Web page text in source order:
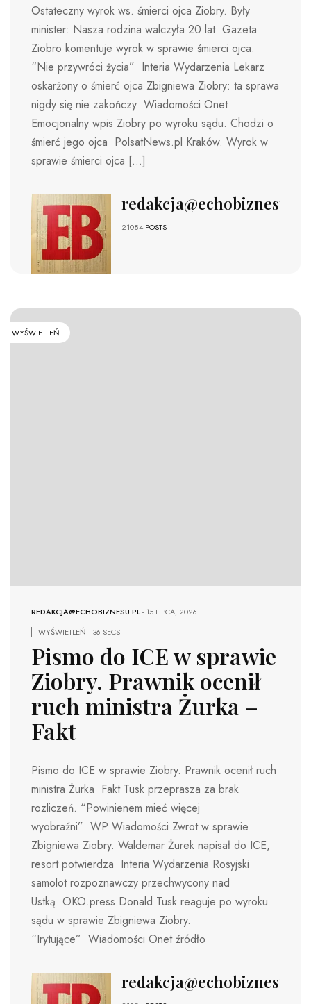
Ostateczny wyrok ws. śmierci ojca Ziobry. Były
minister: Nasza rodzina walczyła 20 lat Gazeta
Ziobro komentuje wyrok w sprawie śmierci ojca.
“Nie przywróci życia” Interia Wydarzenia Lekarz
oskarżony o śmierć ojca Zbigniewa Ziobry: ta sprawa
nigdy się nie zakończy Wiadomości Onet
Emocjonalny wpis Ziobry po wyroku sądu. Chodzi o
śmierć jego ojca PolsatNews.pl Kraków. Wyrok w
sprawie śmierci ojca […]
redakcja@echobiznesu.pl
21084 POSTS
WYŚWIETLEŃ
REDAKCJA@ECHOBIZNESU.PL-15 LIPCA, 2026
WYŚWIETLEŃ
36 SECS
Pismo do ICE w sprawie
Ziobry. Prawnik ocenił
ruch ministra Żurka –
Fakt
Pismo do ICE w sprawie Ziobry. Prawnik ocenił ruch
ministra Żurka Fakt Tusk przeprasza za brak
rozliczeń. “Powinienem mieć więcej
wyobraźni” WP Wiadomości Zwrot w sprawie
Zbigniewa Ziobry. Waldemar Żurek napisał do ICE,
resort potwierdza Interia Wydarzenia Rosyjski
samolot rozpoznawczy przechwycony nad
Ustką OKO.press Donald Tusk reaguje po wyroku
sądu w sprawie Zbigniewa Ziobry.
“Irytujące” Wiadomości Onet źródło
redakcja@echobiznesu.pl